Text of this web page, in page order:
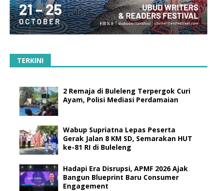
TERKINI
2 Remaja di Buleleng Terpergok Curi
Ayam, Polisi Mediasi Perdamaian
Wabup Supriatna Lepas Peserta
Gerak Jalan 8 KM SD, Semarakan HUT
ke-81 RI di Buleleng
Hadapi Era Disrupsi, APMF 2026 Ajak
Bangun Blueprint Baru Consumer
Engagement